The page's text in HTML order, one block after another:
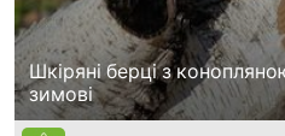
Шкіряні берці з
зимові